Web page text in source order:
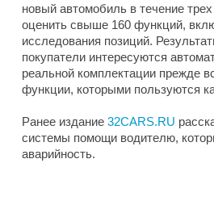
новый автомобиль в течение
оценить свыше 160 функций,
исследования позиций.
покупатели интересуются
реальной комплектации прежде
функции, которыми пользуются
Ранее издание 32CARS.RU
системы помощи водителю,
аварийность.